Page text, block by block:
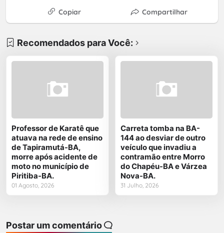
Copiar
Compartilhar
Recomendados para Você:
Professor de Karatê que
atuava na rede de ensino
de Tapiramutá-BA,
morre após acidente de
moto no município de
Piritiba-BA.
01 Agosto, 2026
Carreta tomba na BA-
144 ao desviar de outro
veículo que invadiu a
contramão entre Morro
do Chapéu-BA e Várzea
Nova-BA.
31 Julho, 2026
Postar um comentário